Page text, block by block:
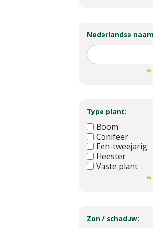
Nederlandse
Type plant:
Boom
Conifeer
Een-tweejarig
Heester
Vaste plant
Zon / schaduw: